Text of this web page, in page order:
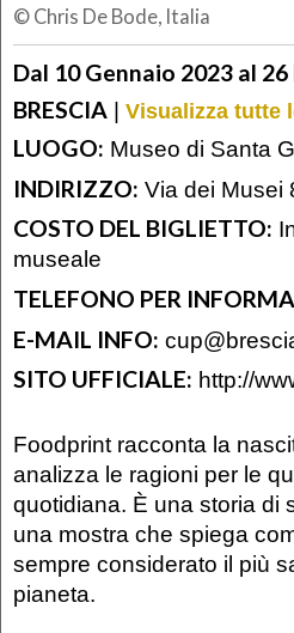
© Chris De Bode, Italia
Dal 10 Gennaio 2023 al
BRESCIA | Visualizza tutte
LUOGO: Museo di Santa
INDIRIZZO: Via dei Musei
COSTO DEL BIGLIETTO:
museale
TELEFONO PER
E-MAIL INFO:
SITO UFFICIALE: http://
Foodprint racconta la
analizza le ragioni per le
quotidiana. È una storia di
una mostra che spiega
sempre considerato il più
pianeta.